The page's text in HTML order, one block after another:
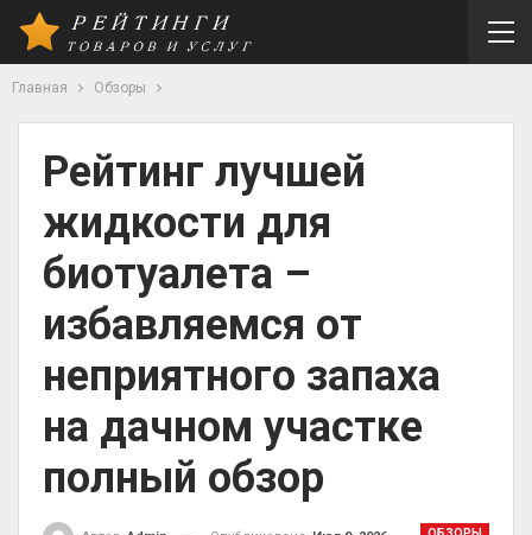
Главная Обзоры
Рейтинг лучшей
жидкости для
биотуалета –
избавляемся от
неприятного запаха
на дачном участке
полный обзор